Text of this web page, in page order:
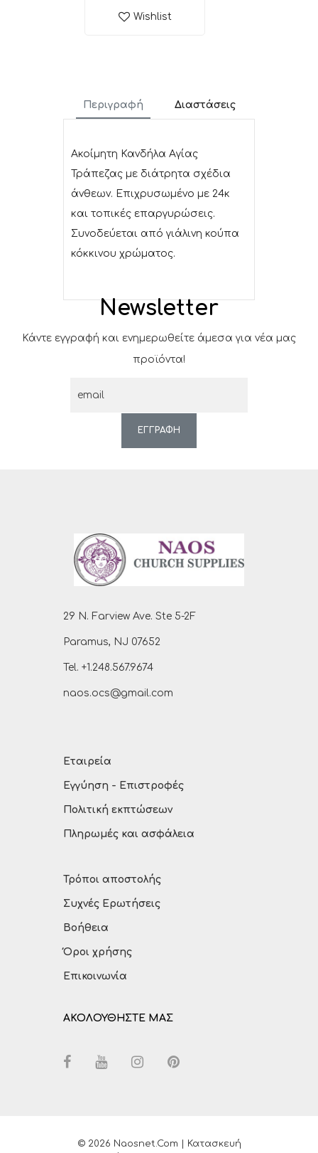
Wishlist
Περιγραφή Διαστάσεις
Ακοίμητη Κανδήλα Αγίας
Τράπεζας με διάτρητα σχέδια
άνθεων. Επιχρυσωμένο με 24κ
και τοπικές επαργυρώσεις.
Συνοδεύεται από γιάλινη κούπα
κόκκινου χρώματος.
Newsletter
Κάντε εγγραφή και ενημερωθείτε άμεσα για νέα μας
προϊόντα!
ΕΓΓΡΑΦΗ
29 N. Farview Ave. Ste 5-2F
Paramus, NJ 07652
Tel. +1.248.567.9674
naos.ocs@gmail.com
Εταιρεία
Εγγύηση - Επιστροφές
Πολιτική εκπτώσεων
Πληρωμές και ασφάλεια
Τρόποι αποστολής
Συχνές Ερωτήσεις
Βοήθεια
Όροι χρήσης
Επικοινωνία
ΑΚΟΛΟΥΘΗΣΤΕ ΜΑΣ
© 2026 Naosnet.com | Κατασκευή